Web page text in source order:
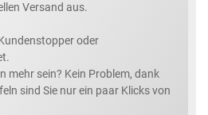
Versand aus.
oder
mehr sein? Kein Problem, dank
sind Sie nur ein paar Klicks von